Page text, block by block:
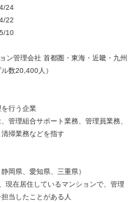
24
22
10
ン管理会社 首都圏・東海・近畿・九州
数20,400人）
行う企業
管理組合サポート業務、管理員業務、
掃業務などを指す
岡県、愛知県、三重県）
現在居住しているマンションで、管理
当したことがある人